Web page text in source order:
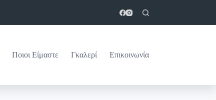
Ποιοι Είμαστε Γκαλερί Επικοινωνία